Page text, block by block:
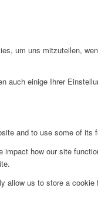
um uns mitzuteilen,
einige Ihrer
and to use some of its
how our site
us to store a